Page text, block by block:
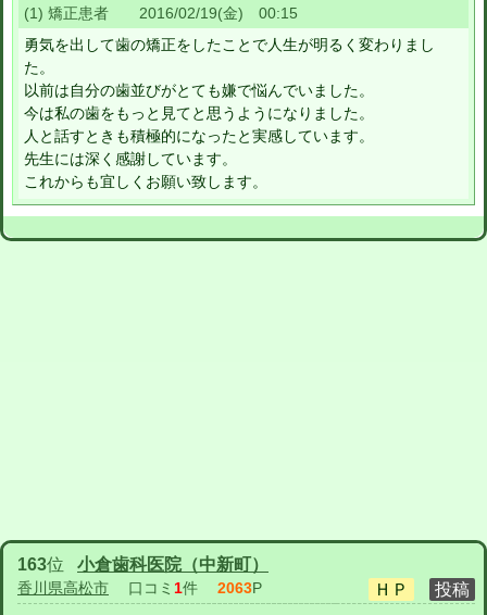
(1) 矯正患者 2016/02/19(金) 00:15
勇気を出して歯の矯正をしたことで人生が明るく変わりまし
た。
以前は自分の歯並びがとても嫌で悩んでいました。
今は私の歯をもっと見てと思うようになりました。
人と話すときも積極的になったと実感しています。
先生には深く感謝しています。
これからも宜しくお願い致します。
163位 小倉歯科医院（中新町）
香川県高松市 口コミ 1件 2063P